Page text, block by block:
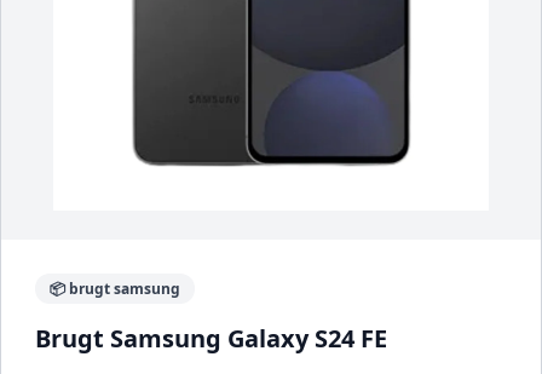
📦 brugt samsung
Brugt Samsung Galaxy S24 FE